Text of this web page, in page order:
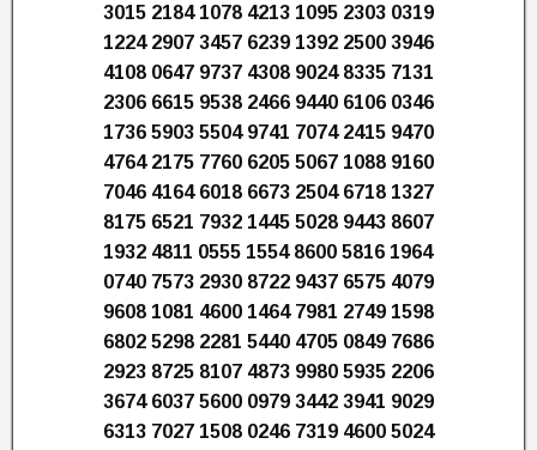
3015 2184 1078 4213 1095 2303 0319
1224 2907 3457 6239 1392 2500 3946
4108 0647 9737 4308 9024 8335 7131
2306 6615 9538 2466 9440 6106 0346
1736 5903 5504 9741 7074 2415 9470
4764 2175 7760 6205 5067 1088 9160
7046 4164 6018 6673 2504 6718 1327
8175 6521 7932 1445 5028 9443 8607
1932 4811 0555 1554 8600 5816 1964
0740 7573 2930 8722 9437 6575 4079
9608 1081 4600 1464 7981 2749 1598
6802 5298 2281 5440 4705 0849 7686
2923 8725 8107 4873 9980 5935 2206
3674 6037 5600 0979 3442 3941 9029
6313 7027 1508 0246 7319 4600 5024